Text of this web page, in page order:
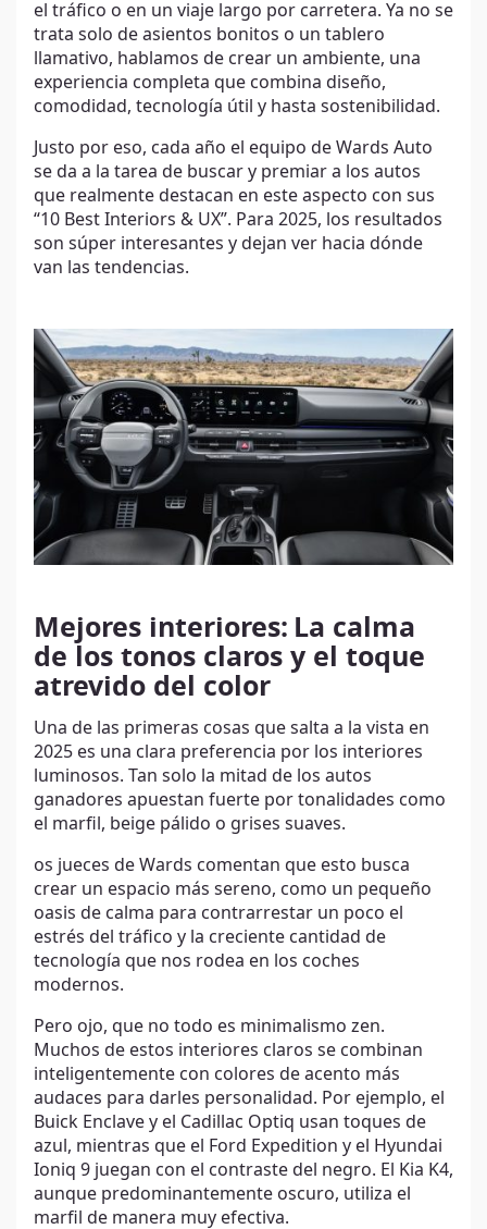
el tráfico o en un viaje largo por carretera. Ya no se
trata solo de asientos bonitos o un tablero
llamativo, hablamos de crear un ambiente, una
experiencia completa que combina diseño,
comodidad, tecnología útil y hasta sostenibilidad.
Justo por eso, cada año el equipo de Wards Auto
se da a la tarea de buscar y premiar a los autos
que realmente destacan en este aspecto con sus
“10 Best Interiors & UX”. Para 2025, los resultados
son súper interesantes y dejan ver hacia dónde
van las tendencias.
Mejores interiores: La calma
de los tonos claros y el toque
atrevido del color
Una de las primeras cosas que salta a la vista en
2025 es una clara preferencia por los interiores
luminosos. Tan solo la mitad de los autos
ganadores apuestan fuerte por tonalidades como
el marfil, beige pálido o grises suaves.
os jueces de Wards comentan que esto busca
crear un espacio más sereno, como un pequeño
oasis de calma para contrarrestar un poco el
estrés del tráfico y la creciente cantidad de
tecnología que nos rodea en los coches
modernos.
Pero ojo, que no todo es minimalismo zen.
Muchos de estos interiores claros se combinan
inteligentemente con colores de acento más
audaces para darles personalidad. Por ejemplo, el
Buick Enclave y el Cadillac Optiq usan toques de
azul, mientras que el Ford Expedition y el Hyundai
Ioniq 9 juegan con el contraste del negro. El Kia K4,
aunque predominantemente oscuro, utiliza el
marfil de manera muy efectiva.